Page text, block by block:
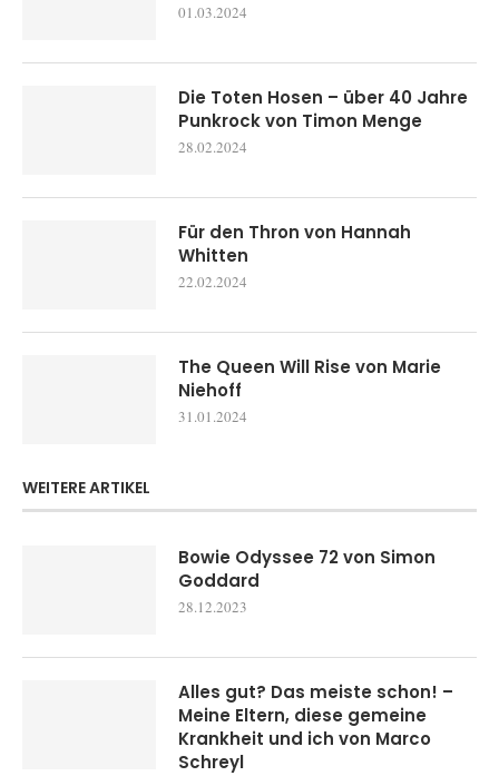
01.03.2024
Die Toten Hosen – über 40 Jahre
Punkrock von Timon Menge
28.02.2024
Für den Thron von Hannah
Whitten
22.02.2024
The Queen Will Rise von Marie
Niehoff
31.01.2024
WEITERE ARTIKEL
Bowie Odyssee 72 von Simon
Goddard
28.12.2023
Alles gut? Das meiste schon! –
Meine Eltern, diese gemeine
Krankheit und ich von Marco
Schreyl